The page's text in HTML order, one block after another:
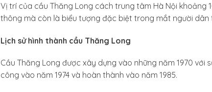
Vị trí của cầu Thăng Long cách trung tâm Hà Nội khoảng
thông mà còn là biểu tượng đặc biệt trong mắt người dân
Lịch sử hình thành cầu Thăng Long
Cầu Thăng Long được xây dựng vào những năm 1970 với
công vào năm 1974 và hoàn thành vào năm 1985.